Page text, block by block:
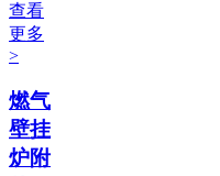
查看
更多
>
燃气
壁挂
炉附